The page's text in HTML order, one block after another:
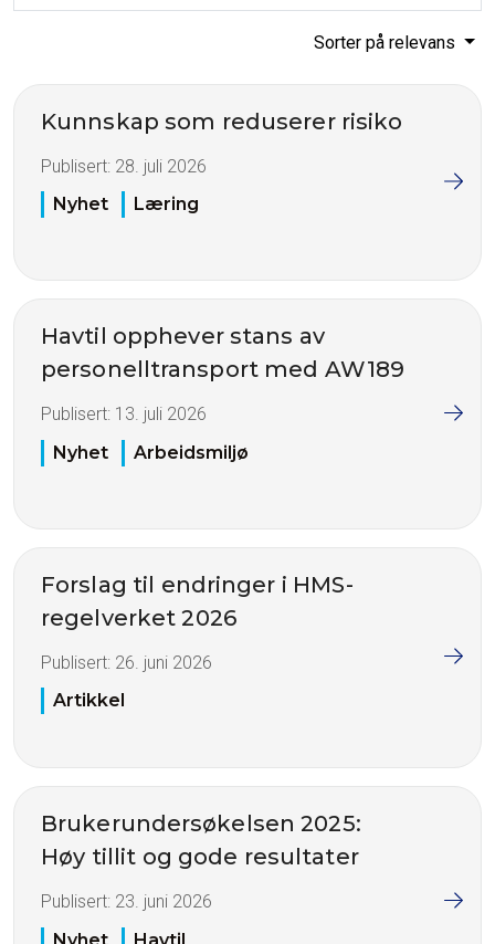
Sorter på relevans
Kunnskap som reduserer risiko
Publisert: 28. juli 2026
Nyhet
Læring
Havtil opphever stans av
personelltransport med AW189
Publisert: 13. juli 2026
Nyhet
Arbeidsmiljø
Forslag til endringer i HMS-
regelverket 2026
Publisert: 26. juni 2026
Artikkel
Brukerundersøkelsen 2025:
Høy tillit og gode resultater
Publisert: 23. juni 2026
Nyhet
Havtil